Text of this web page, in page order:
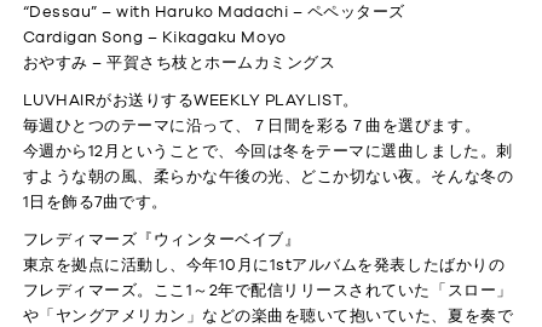
HOME
ABOUT
PRODUCTS
“Dessau” – with Haruko Madachi – ペペッターズ
Cardigan Song – Kikagaku Moyo
おやすみ – 平賀さち枝とホームカミングス
LUVHAIRがお送りするWEEKLY PLAYLIST。
毎週ひとつのテーマに沿って、７日間を彩る７曲を選びます。
今週から12月ということで、今回は冬をテーマに選曲しました。刺
すような朝の風、柔らかな午後の光、どこか切ない夜。そんな冬の
1日を飾る7曲です。
フレディマーズ『ウィンターベイブ』
東京を拠点に活動し、今年10月に1stアルバムを発表したばかりの
フレディマーズ。ここ1～2年で配信リリースされていた「スロー」
や「ヤングアメリカン」などの楽曲を聴いて抱いていた、夏を奏で